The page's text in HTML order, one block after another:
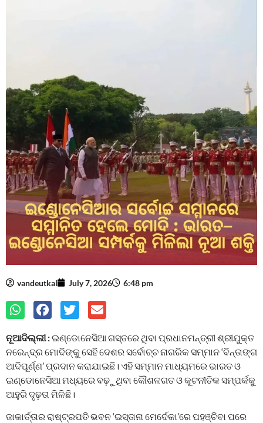
vandeutkal July 7, 2026 6:48 pm
ନୂଆଦିଲ୍ଲୀ :ଇଣ୍ଡୋନେସିଆ ଗସ୍ତରେ ଥିବା ପ୍ରଧାନମନ୍ତ୍ରୀ ଶ୍ରୀଯୁକ୍ତ
ନରେନ୍ଦ୍ର ମୋଦିଙ୍କୁ ସେହି ଦେଶର ସର୍ବୋଚ୍ଚ ନାଗରିକ ସମ୍ମାନ ‘ବିନ୍ତାଙ୍ଗ
ଆଦିପୂର୍ଣ୍ଣ’ ପ୍ରଦାନ କରାଯାଇଛି। ଏହି ସମ୍ମାନ ମାଧ୍ୟମରେ ଭାରତ ଓ
ଇଣ୍ଡୋନେସିଆ ମଧ୍ୟରେ ବଢ଼ୁଥିବା କୌଶଳଗତ ଓ କୂଟନୀତିକ ସମ୍ପର୍କକୁ
ଆହୁରି ଦୃଢ଼ତା ମିଳିଛି।
ଜାକାର୍ତ୍ତାର ରାଷ୍ଟ୍ରପତି ଭବନ ‘ଇସ୍ତାନା ମେର୍ଦେକା’ରେ ପହଞ୍ଚିବା ପରେ